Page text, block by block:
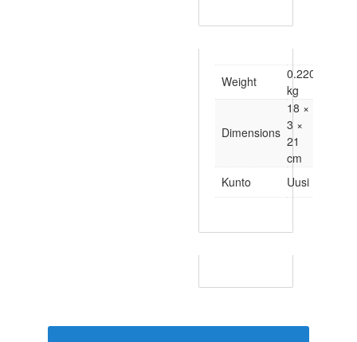
Weight
0.220
kg
Dimensions
18 ×
3 ×
21
cm
Kunto
Uusi